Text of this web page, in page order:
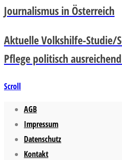
Journalismus in Österreich
Aktuelle Volkshilfe-Studie/
Pflege politisch
Scroll
AGB
Impressum
Datenschutz
Kontakt